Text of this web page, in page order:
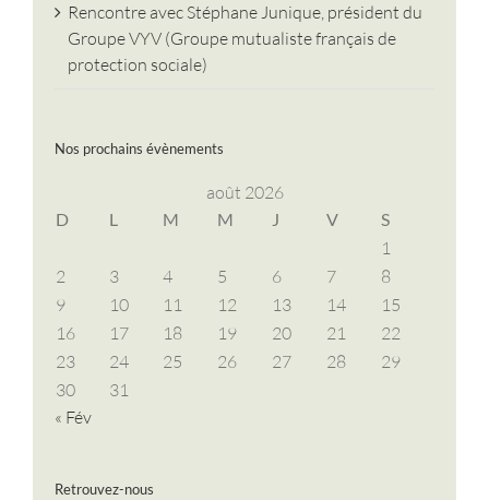
Rencontre avec Stéphane Junique, président du
Groupe VYV (Groupe mutualiste français de
protection sociale)
Nos prochains évènements
août 2026
D L M M J V S
1
2
3 4 5 6 7
8
9
10 11 12 13 14
15
16
17 18 19 20 21
22
23
24 25 26 27 28
29
30
31
« Fév
Retrouvez-nous